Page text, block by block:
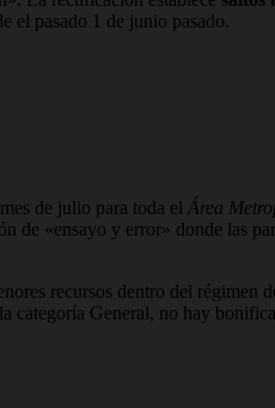
el pasado 1 de junio pasado.
de julio para toda el Área
«ensayo y error» donde las
recursos dentro del
General, no hay